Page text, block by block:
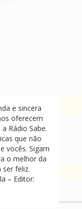
e sincera
oferecem
Rádio Sabe.
que não
vocês. Sigam
o melhor da
ser feliz.
– Editor: